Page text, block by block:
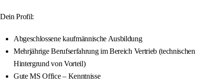
Dein Profil:
Abgeschlossene kaufmännische Ausbildung
Mehrjährige Berufserfahrung im Bereich Vertrieb (technischen
Hintergrund von Vorteil)
Gute MS Office – Kenntnisse